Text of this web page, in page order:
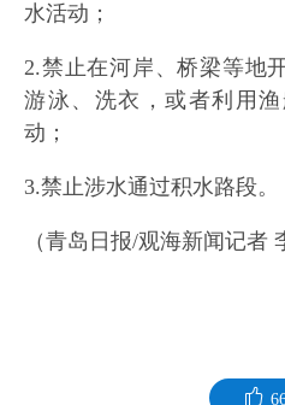
水活动；
2.禁止在河岸、桥梁等地
游泳、洗衣，或者利用
动；
3.禁止涉水通过积水路段。
（青岛日报/观海新闻记者